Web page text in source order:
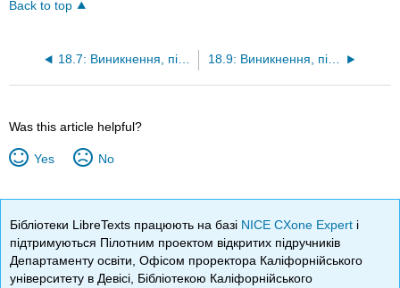
Back to top
18.7: Виникнення, підготовка та властивості азоту 18.9: Виникнення, підготовка та сполуки кисню
Was this article helpful?
Yes No
Бібліотеки LibreTexts працюють на базі NICE CXone Expert і
підтримуються Пілотним проектом відкритих підручників
Департаменту освіти, Офісом проректора Каліфорнійського
університету в Девісі, Бібліотекою Каліфорнійського